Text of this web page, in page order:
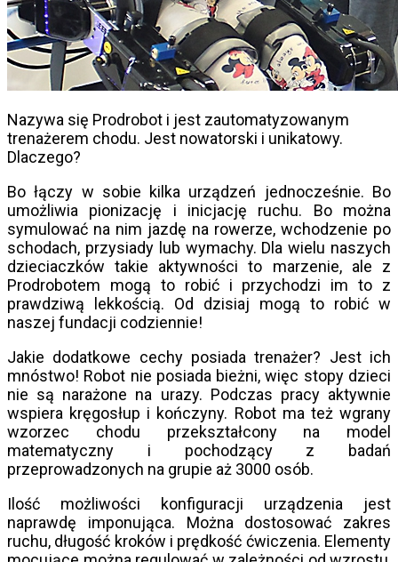
Nazywa się Prodrobot i jest zautomatyzowanym
trenażerem chodu. Jest nowatorski i unikatowy.
Dlaczego?
Bo łączy w sobie kilka urządzeń jednocześnie. Bo
umożliwia pionizację i inicjację ruchu. Bo można
symulować na nim jazdę na rowerze, wchodzenie po
schodach, przysiady lub wymachy. Dla wielu naszych
dzieciaczków takie aktywności to marzenie, ale z
Prodrobotem mogą to robić i przychodzi im to z
prawdziwą lekkością. Od dzisiaj mogą to robić w
naszej fundacji codziennie!
Jakie dodatkowe cechy posiada trenażer? Jest ich
mnóstwo! Robot nie posiada bieżni, więc stopy dzieci
nie są narażone na urazy. Podczas pracy aktywnie
wspiera kręgosłup i kończyny. Robot ma też wgrany
wzorzec chodu przekształcony na model
matematyczny i pochodzący z badań
przeprowadzonych na grupie aż 3000 osób.
Ilość możliwości konfiguracji urządzenia jest
naprawdę imponująca. Można dostosować zakres
ruchu, długość kroków i prędkość ćwiczenia. Elementy